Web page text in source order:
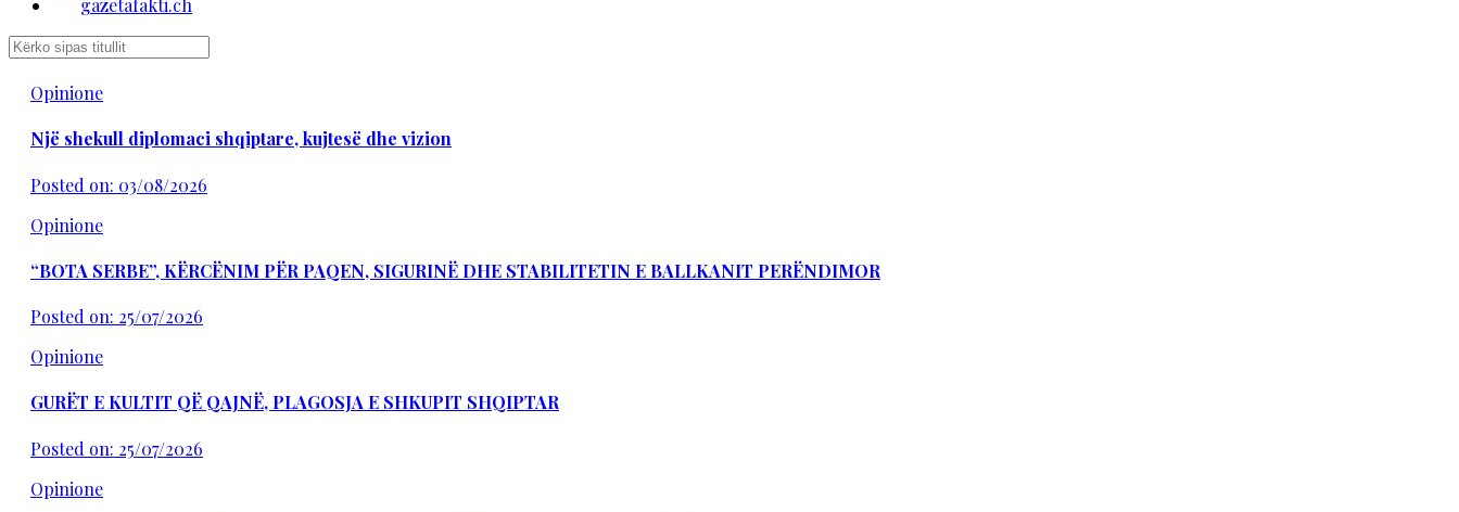
gazetafakti.ch
Opinione
Një shekull diplomaci shqiptare, kujtesë dhe vizion
Posted on: 03/08/2026
Opinione
“BOTA SERBE”, KËRCËNIM PËR PAQEN, SIGURINË DHE STABILITETIN E BALLKANIT PERËNDIMOR
Posted on: 25/07/2026
Opinione
GURËT E KULTIT QË QAJNË, PLAGOSJA E SHKUPIT SHQIPTAR
Posted on: 25/07/2026
Opinione